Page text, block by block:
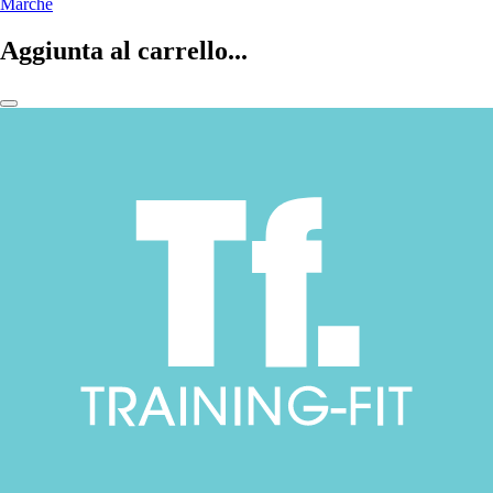
Marche
Aggiunta al carrello...